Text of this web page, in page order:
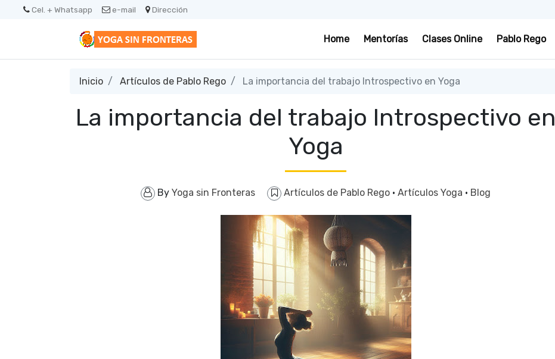
Cel. + Whatsapp e-mail Dirección
Home Mentorías Clases Online Pablo Rego
Inicio Artículos de Pablo Rego La importancia del trabajo Introspectivo en Yoga
La importancia del trabajo Introspectivo en
Yoga
By Yoga sin Fronteras Artículos de Pablo Rego · Artículos Yoga · Blog